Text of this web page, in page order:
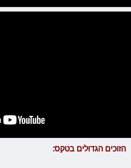
הזוכים הגדולים בטקס: